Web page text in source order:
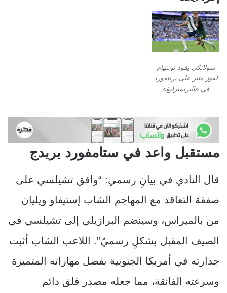
سولانكي يقود توتنهام
لفوز مثير على برنتفورد
في «البريميرليغ»
مستقبل واعد في ستامفورد بريدج
قال النادي في بيانٍ رسمي: “وافق تشيلسي على
صفقة التعاقد مع المهاجم الشاب إستيفاو ويليان
من بالميراس، وسينضم البرازيلي إلى تشيلسي في
الصيف المقبل بشكلٍ رسميّ”. اللاعب الشاب أثبت
جدارته في أمريكا الجنوبية بفضل مهاراته المتميزة
وسرعته الفائقة، مما جعله مصدر قلق دائم